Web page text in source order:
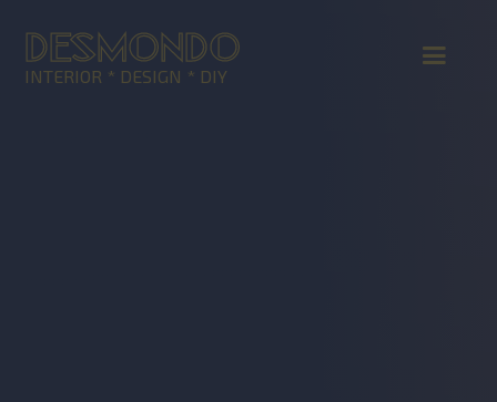
DESMONDO
INTERIOR * DESIGN * DIY